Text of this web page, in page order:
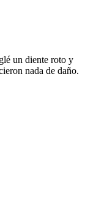
un diente roto y
nada de daño.